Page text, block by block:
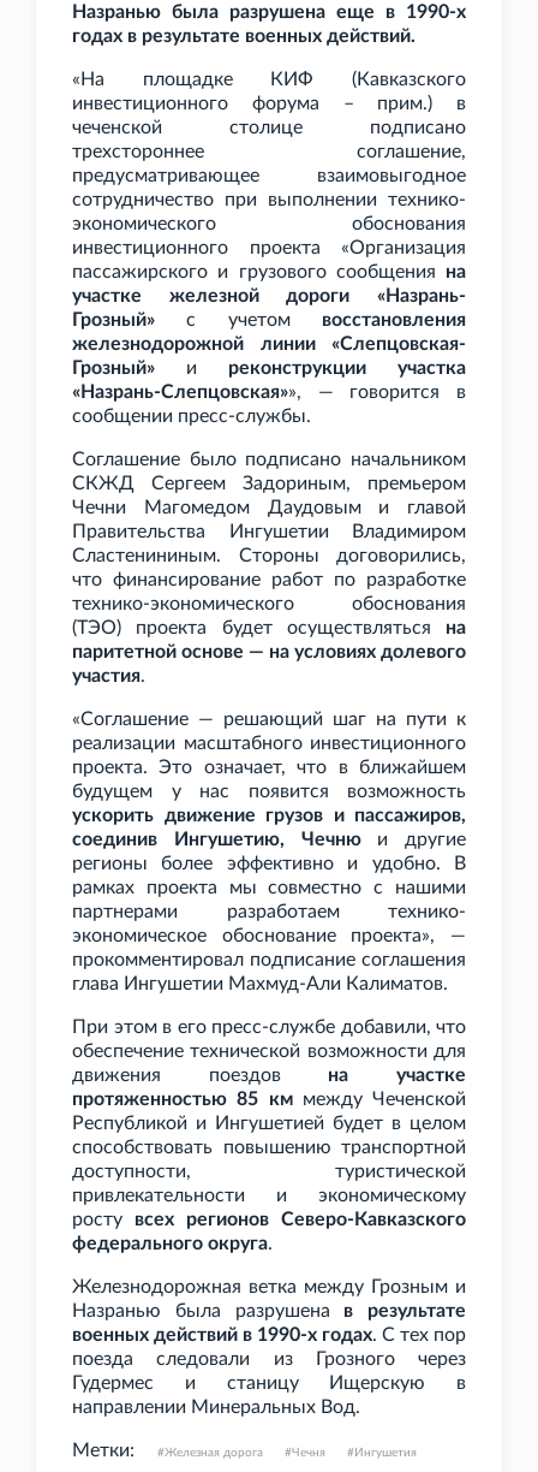
Назранью была разрушена еще в 1990-х
годах в результате военных действий.
«На площадке КИФ (Кавказского
инвестиционного форума – прим.) в
чеченской столице подписано
трехстороннее соглашение,
предусматривающее взаимовыгодное
сотрудничество при выполнении технико-
экономического обоснования
инвестиционного проекта «Организация
пассажирского и грузового сообщения на
участке железной дороги «Назрань-
Грозный» с учетом восстановления
железнодорожной линии «Слепцовская-
Грозный» и реконструкции участка
«Назрань-Слепцовская»», — говорится в
сообщении пресс-службы.
Соглашение было подписано начальником
СКЖД Сергеем Задориным, премьером
Чечни Магомедом Даудовым и главой
Правительства Ингушетии Владимиром
Сластенининым. Стороны договорились,
что финансирование работ по разработке
технико-экономического обоснования
(ТЭО) проекта будет осуществляться на
паритетной основе — на условиях долевого
участия.
«Соглашение — решающий шаг на пути к
реализации масштабного инвестиционного
проекта. Это означает, что в ближайшем
будущем у нас появится возможность
ускорить движение грузов и пассажиров,
соединив Ингушетию, Чечнюи другие
регионы более эффективно и удобно. В
рамках проекта мы совместно с нашими
партнерами разработаем технико-
экономическое обоснование проекта», —
прокомментировал подписание соглашения
глава Ингушетии Махмуд-Али Калиматов.
При этом в его пресс-службе добавили, что
обеспечение технической возможности для
движения поездов на участке
протяженностью 85
кммежду Чеченской
Республикой и Ингушетией будет в целом
способствовать повышению транспортной
доступности, туристической
привлекательности и экономическому
росту всех регионов Северо-Кавказского
федерального округа.
Железнодорожная ветка между Грозным и
Назранью была разрушена в результате
военных действий в 1990-х годах. С тех пор
поезда следовали из Грозного через
Гудермес и станицу Ищерскую в
направлении Минеральных Вод.
Метки: Железная дорога Чечня Ингушетия